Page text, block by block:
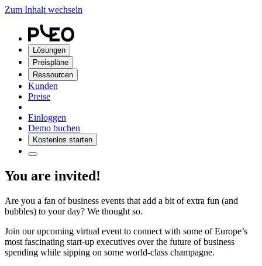
Zum Inhalt wechseln
Lösungen
Preispläne
Ressourcen
Kunden
Preise
Einloggen
Demo buchen
Kostenlos starten
You are invited!
Are you a fan of business events that add a bit of extra fun (and
bubbles) to your day? We thought so.
Join our upcoming virtual event to connect with some of Europe’s
most fascinating start-up executives over the future of business
spending while sipping on some world-class champagne.